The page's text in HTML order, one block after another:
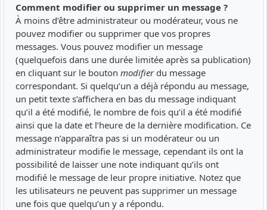
Comment modifier ou supprimer un message ?
À moins d’être administrateur ou modérateur, vous ne
pouvez modifier ou supprimer que vos propres
messages. Vous pouvez modifier un message
(quelquefois dans une durée limitée après sa publication)
en cliquant sur le bouton modifierdu message
correspondant. Si quelqu’un a déjà répondu au message,
un petit texte s’affichera en bas du message indiquant
qu’il a été modifié, le nombre de fois qu’il a été modifié
ainsi que la date et l’heure de la dernière modification. Ce
message n’apparaîtra pas si un modérateur ou un
administrateur modifie le message, cependant ils ont la
possibilité de laisser une note indiquant qu’ils ont
modifié le message de leur propre initiative. Notez que
les utilisateurs ne peuvent pas supprimer un message
une fois que quelqu’un y a répondu.